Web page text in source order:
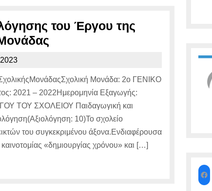
του Έργου της
Έκθεση
του
Έργου
της
Σχολικής
Μονάδας
202323
2023
Μονάδα: 2ο ΓΕΝΙΚΟ
2021 – 2022Ημερομηνία Εξαγωγής:
ΤΟΥ ΣΧΟΛΕΙΟΥ Παιδαγωγική και
10)Το σχολείο
του συγκεκριμένου άξονα.Ενδιαφέρουσα
«δημιουργίας χρόνου» και […]